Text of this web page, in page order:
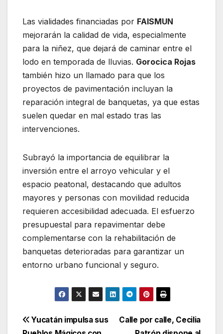
Las vialidades financiadas por FAISMUN
mejorarán la calidad de vida, especialmente
para la niñez, que dejará de caminar entre el
lodo en temporada de lluvias. Gorocica Rojas
también hizo un llamado para que los
proyectos de pavimentación incluyan la
reparación integral de banquetas, ya que estas
suelen quedar en mal estado tras las
intervenciones.
Subrayó la importancia de equilibrar la
inversión entre el arroyo vehicular y el
espacio peatonal, destacando que adultos
mayores y personas con movilidad reducida
requieren accesibilidad adecuada. El esfuerzo
presupuestal para repavimentar debe
complementarse con la rehabilitación de
banquetas deterioradas para garantizar un
entorno urbano funcional y seguro.
Navegación
Calle por calle, Cecilia
Yucatán impulsa sus